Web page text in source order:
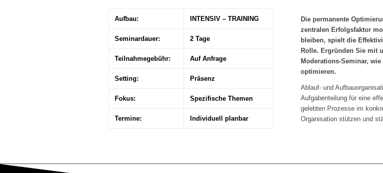
Aufbau: INTENSIV – TRAINING
Seminardauer: 2 Tage
Teilnahmegebühr: Auf Anfrage
Setting: Präsenz
Fokus: Spezifische Themen
Termine: Individuell planbar
Die permanente
zentralen Erfolgsfaktor
bleiben, spielt die
Rolle. Ergründen Sie mit
Moderations-Seminar,
optimieren.
Ablauf- und
Aufgabenteilung für eine
gelebten Prozesse im
Organisation stützen und